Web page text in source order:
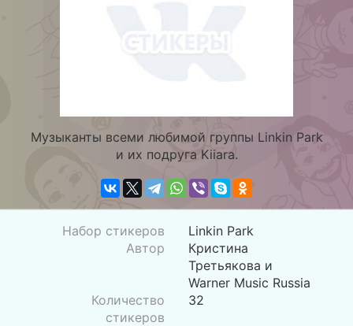
Музыканты всеми любимой группы Linkin Park
и их подруга Kiiara.
Набор стикеров
Linkin Park
Автор
Кристина
Третьякова и
Warner Music Russia
Количество
стикеров
32